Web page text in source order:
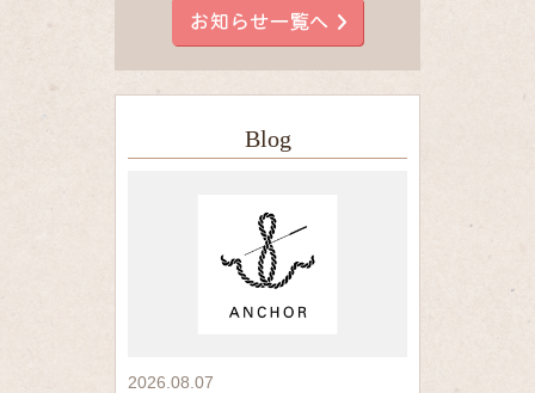
Blog
2026.08.07